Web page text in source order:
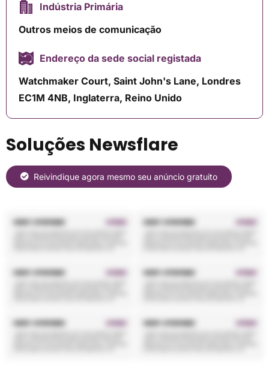
Indústria Primária
Outros meios de comunicação
Endereço da sede social registada
Watchmaker Court, Saint John's Lane, Londres
EC1M 4NB, Inglaterra, Reino Unido
Soluções Newsflare
Reivindique agora mesmo seu anúncio gratuito